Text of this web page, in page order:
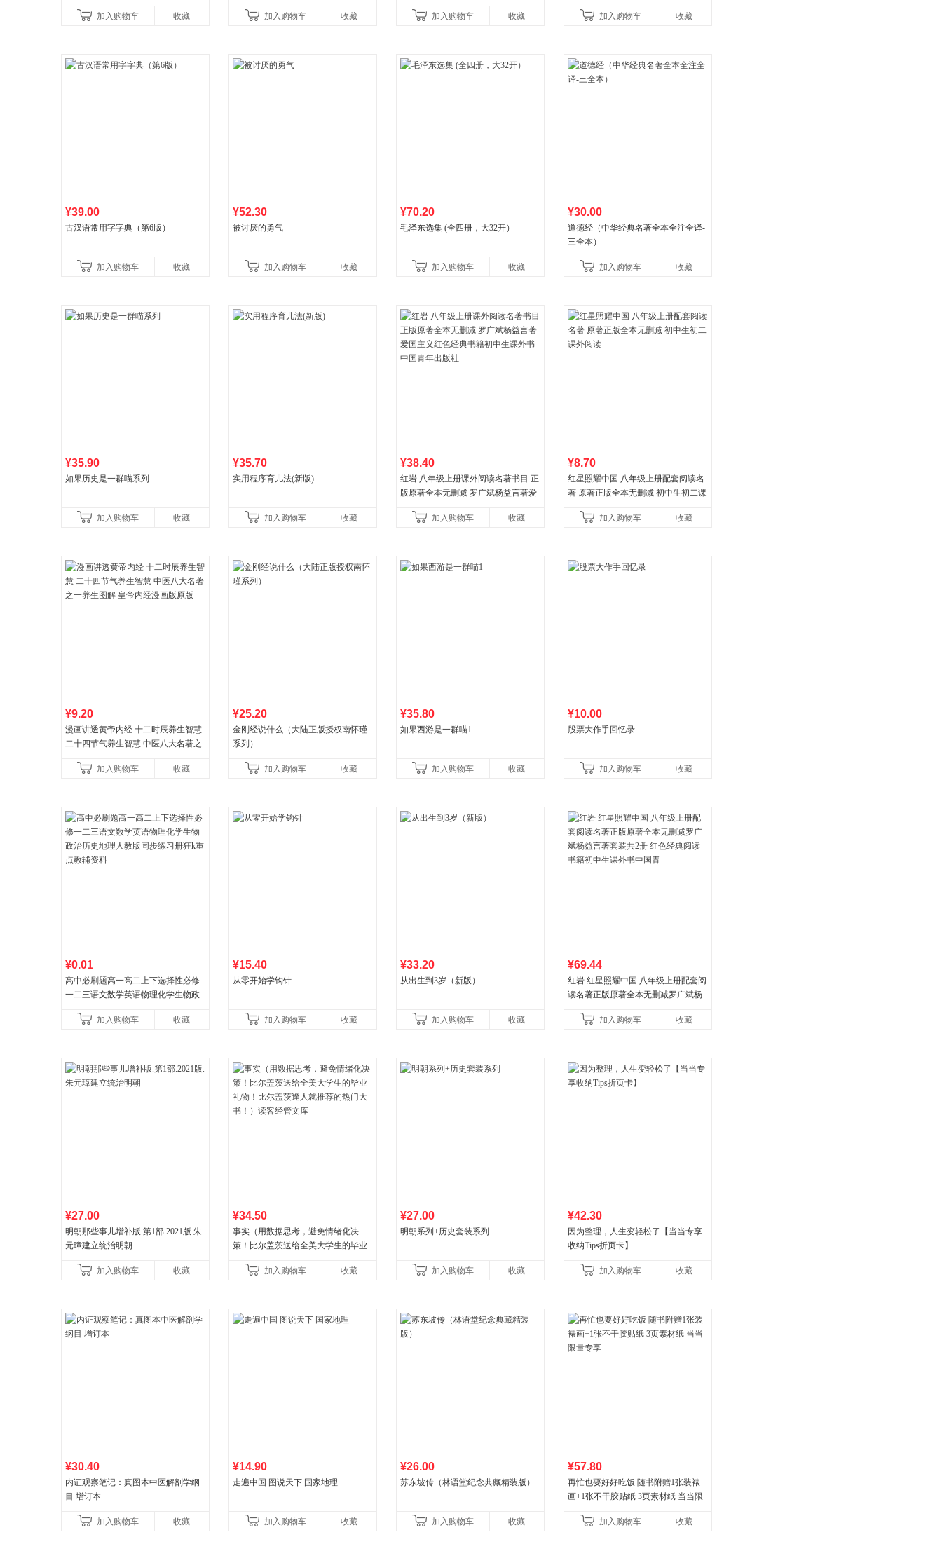
加入购物车
收藏
加入购物车
收藏
比你听说的还要
加入购物车 收藏 加入购物车 收藏
¥39.00
古汉语常用字字典（第6版）
加入购物车 收藏
¥52.30
被讨厌的勇气
加入购物车 收藏
¥70.20
毛泽东选集 (全四册，大32开）
加入购物车 收藏
¥30.00
道德经（中华经典名著全本全注全译-
三全本）
加入购物车 收藏
¥35.90
如果历史是一群喵系列
加入购物车 收藏
¥35.70
实用程序育儿法(新版)
加入购物车 收藏
¥38.40
红岩 八年级上册课外阅读名著书目 正
版原著全本无删减 罗广斌杨益言著爱
国青年出版社加入购物车 收藏
¥8.70
红星照耀中国 八年级上册配套阅读名
著 原著正版全本无删减 初中生初二课
加入购物车
收藏
¥9.20
漫画讲透黄帝内经 十二时辰养生智慧
二十四节气养生智慧 中医八大名著之
加入购物车
收藏
¥25.20
金刚经说什么（大陆正版授权南怀瑾
系列）
加入购物车 收藏
¥35.80
如果西游是一群喵1
加入购物车 收藏
¥10.00
股票大作手回忆录
加入购物车 收藏
¥0.01
高中必刷题高一高二上下选择性必修
一二三语文数学英语物理化学生物政
教辅资料加入购物车 收藏
¥15.40
从零开始学钩针
加入购物车 收藏
¥33.20
从出生到3岁（新版）
加入购物车 收藏
¥69.44
红岩 红星照耀中国 八年级上册配套阅
读名著正版原著全本无删减罗广斌杨
初中生课外书中国青
加入购物车 收藏
¥27.00
明朝那些事儿增补版.第1部.2021版.朱
元璋建立统治明朝
加入购物车 收藏
¥34.50
事实（用数据思考，避免情绪化决
策！比尔盖茨送给全美大学生的毕业
书！）读客经管文库
加入购物车 收藏
¥27.00
明朝系列+历史套装系列
加入购物车 收藏
¥42.30
因为整理，人生变轻松了【当当专享
收纳Tips折页卡】
加入购物车 收藏
¥30.40
内证观察笔记：真图本中医解剖学纲
目 增订本
加入购物车 收藏
¥14.90
走遍中国 图说天下 国家地理
加入购物车 收藏
¥26.00
苏东坡传（林语堂纪念典藏精装版）
加入购物车 收藏
¥57.80
再忙也要好好吃饭 随书附赠1张装裱
画+1张不干胶贴纸 3页素材纸 当当限
加入购物车
收藏